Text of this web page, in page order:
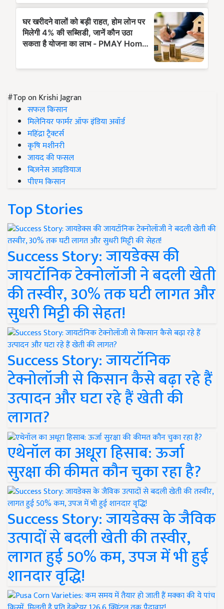
#Top on Krishi Jagran
सफल किसान
मिलेनियर फार्मर ऑफ इंडिया अवॉर्ड
महिंद्रा ट्रैक्टर्स
कृषि मशीनरी
जायद की फसल
बिज़नेस आइडियाज
पीएम किसान
Top Stories
Success Story: जायडेक्स की
जायटॉनिक टेक्नोलॉजी ने बदली खेती
की तस्वीर, 30% तक घटी लागत और
सुधरी मिट्टी की सेहत!
Success Story: जायटॉनिक
टेक्नोलॉजी से किसान कैसे बढ़ा रहे हैं
उत्पादन और घटा रहे हैं खेती की
लागत?
एथेनॉल का अधूरा हिसाब: ऊर्जा
सुरक्षा की कीमत कौन चुका रहा है?
Success Story: जायडेक्स के जैविक
उत्पादों से बदली खेती की तस्वीर,
लागत हुई 50% कम, उपज में भी हुई
शानदार वृद्धि!